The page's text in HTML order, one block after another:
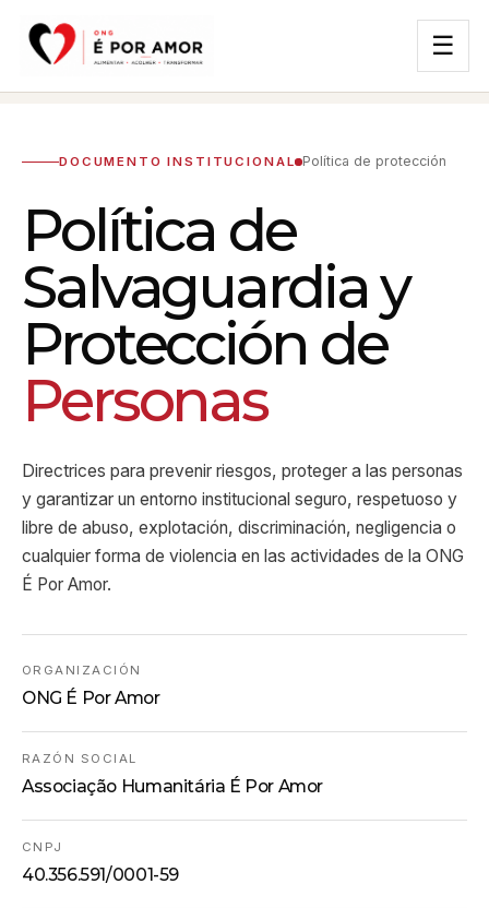
☰
DOCUMENTO INSTITUCIONAL Política de protección
Política de
Salvaguardia y
Protección de
Personas
Directrices para prevenir riesgos, proteger a las personas
y garantizar un entorno institucional seguro, respetuoso y
libre de abuso, explotación, discriminación, negligencia o
cualquier forma de violencia en las actividades de la ONG
É Por Amor.
ORGANIZACIÓN
ONG É Por Amor
RAZÓN SOCIAL
Associação Humanitária É Por Amor
CNPJ
40.356.591/0001-59